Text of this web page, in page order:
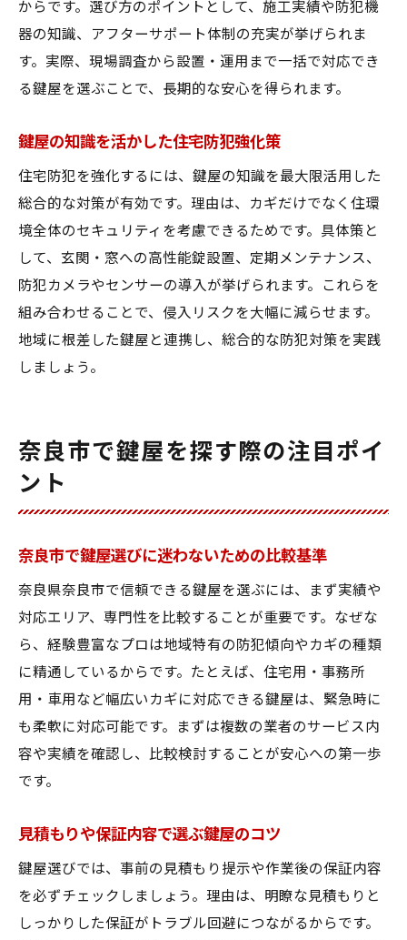
からです。選び方のポイントとして、施工実績や防犯機
器の知識、アフターサポート体制の充実が挙げられま
す。実際、現場調査から設置・運用まで一括で対応でき
る鍵屋を選ぶことで、長期的な安心を得られます。
鍵屋の知識を活かした住宅防犯強化策
住宅防犯を強化するには、鍵屋の知識を最大限活用した
総合的な対策が有効です。理由は、カギだけでなく住環
境全体のセキュリティを考慮できるためです。具体策と
して、玄関・窓への高性能錠設置、定期メンテナンス、
防犯カメラやセンサーの導入が挙げられます。これらを
組み合わせることで、侵入リスクを大幅に減らせます。
地域に根差した鍵屋と連携し、総合的な防犯対策を実践
しましょう。
奈良市で鍵屋を探す際の注目ポイ
ント
奈良市で鍵屋選びに迷わないための比較基準
奈良県奈良市で信頼できる鍵屋を選ぶには、まず実績や
対応エリア、専門性を比較することが重要です。なぜな
ら、経験豊富なプロは地域特有の防犯傾向やカギの種類
に精通しているからです。たとえば、住宅用・事務所
用・車用など幅広いカギに対応できる鍵屋は、緊急時に
も柔軟に対応可能です。まずは複数の業者のサービス内
容や実績を確認し、比較検討することが安心への第一歩
です。
見積もりや保証内容で選ぶ鍵屋のコツ
鍵屋選びでは、事前の見積もり提示や作業後の保証内容
を必ずチェックしましょう。理由は、明瞭な見積もりと
しっかりした保証がトラブル回避につながるからです。